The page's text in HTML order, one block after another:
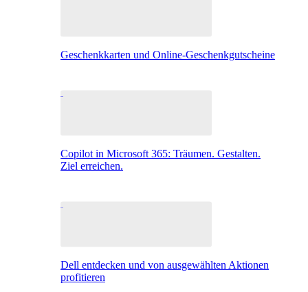
Geschenkkarten und Online-Geschenkgutscheine
Copilot in Microsoft 365: Träumen. Gestalten.
Ziel erreichen.
Dell entdecken und von ausgewählten Aktionen
profitieren